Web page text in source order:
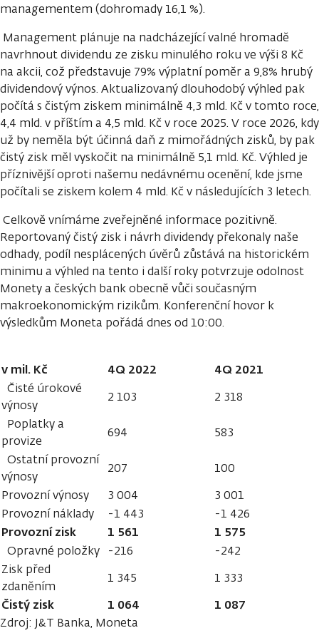
managementem (dohromady 16,1 %).
Management plánuje na nadcházející valné hromadě
navrhnout dividendu ze zisku minulého roku ve výši 8 Kč
na akcii, což představuje 79% výplatní poměr a 9,8% hrubý
dividendový výnos. Aktualizovaný dlouhodobý výhled pak
počítá s čistým ziskem minimálně 4,3 mld. Kč v tomto roce,
4,4 mld. v příštím a 4,5 mld. Kč v roce 2025. V roce 2026, kdy
už by neměla být účinná daň z mimořádných zisků, by pak
čistý zisk měl vyskočit na minimálně 5,1 mld. Kč. Výhled je
příznivější oproti našemu nedávnému ocenění, kde jsme
počítali se ziskem kolem 4 mld. Kč v následujících 3 letech.
Celkově vnímáme zveřejněné informace pozitivně.
Reportovaný čistý zisk i návrh dividendy překonaly naše
odhady, podíl nesplácených úvěrů zůstává na historickém
minimu a výhled na tento i další roky potvrzuje odolnost
Monety a českých bank obecně vůči současným
makroekonomickým rizikům. Konferenční hovor k
výsledkům Moneta pořádá dnes od 10:00.
v mil. Kč 4Q 2022 4Q 2021
Čisté úrokové
výnosy
2 103
2 318
Poplatky a
provize
694
583
Ostatní provozní
výnosy
207
100
Provozní výnosy
3 004
3 001
Provozní náklady
-1 443 -1 426
Provozní zisk 1 561 1 575
Opravné položky -216
-242
Zisk před
zdaněním
1 345 1 333
Čistý zisk 1 064 1 087
Zdroj: J&T Banka, Moneta